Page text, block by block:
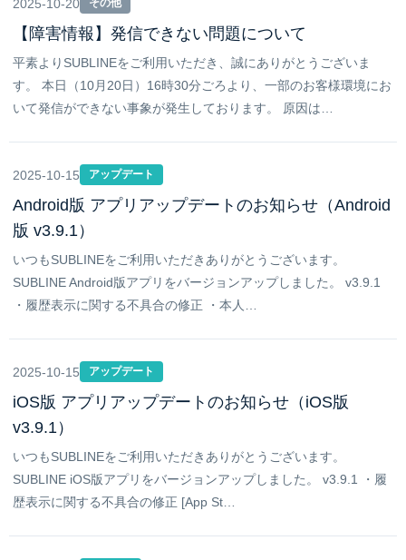
2025-10-20 その他
【障害情報】発信できない問題について
平素よりSUBLINEをご利用いただき、誠にありがとうございま
す。 本日（10月20日）16時30分ごろより、一部のお客様環境にお
いて発信ができない事象が発生しております。 原因は…
2025-10-15 アップデート
Android版 アプリアップデートのお知らせ（Android
版 v3.9.1）
いつもSUBLINEをご利用いただきありがとうございます。
SUBLINE Android版アプリをバージョンアップしました。 v3.9.1
・履歴表示に関する不具合の修正 ・本人…
2025-10-15 アップデート
iOS版 アプリアップデートのお知らせ（iOS版
v3.9.1）
いつもSUBLINEをご利用いただきありがとうございます。
SUBLINE iOS版アプリをバージョンアップしました。 v3.9.1 ・履
歴表示に関する不具合の修正 [App St…